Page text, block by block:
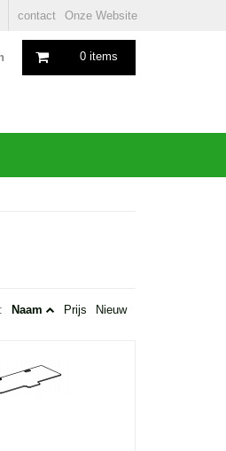
contact Onze Website
0 items
Naam Prijs Nieuw